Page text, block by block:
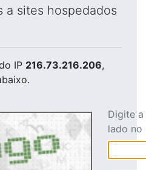
a sites hospedados
IP 216.73.216.206,
Digite
lado no